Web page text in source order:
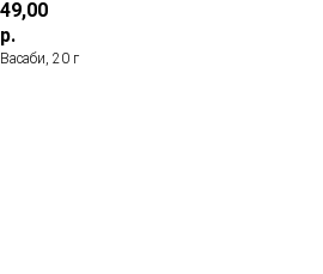
49,00
р.
Васаби, 20 г